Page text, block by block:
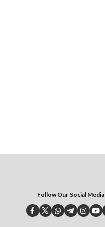
Follow Our Social Media